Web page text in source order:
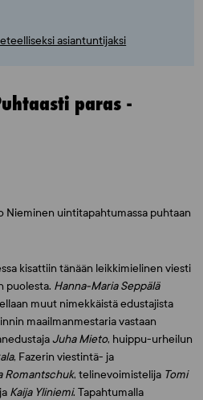
asiantuntijaksi
paras -
Nieminen uintitapahtumassa puhtaan
kisattiin tänään leikkimielinen viesti
puolesta. Hanna-Maria Seppälä
muut nimekkäistä edustajista
maailmanmestaria vastaan
Juha Mieto, huippu-urheilun
, Fazerin viestintä- ja
Romantschuk, telinevoimistelija Tomi
Kaija Yliniemi. Tapahtumalla